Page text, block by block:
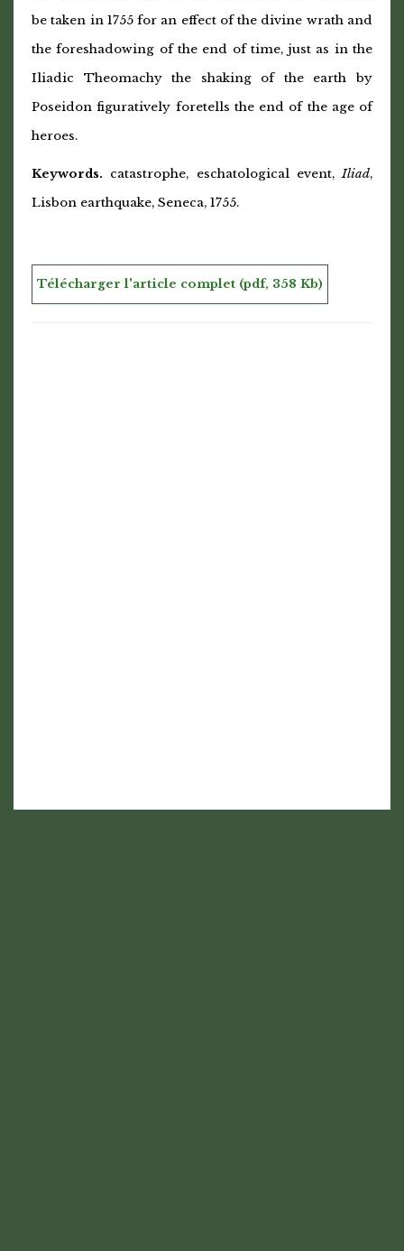
be taken in 1755 for an effect of the divine wrath and
the foreshadowing of the end of time, just as in the
Iliadic Theomachy the shaking of the earth by
Poseidon figuratively foretells the end of the age of
heroes.
Keywords. catastrophe, eschatological event,Iliad,
Lisbon earthquake, Seneca, 1755.
Télécharger l'article complet (pdf, 358 Kb)